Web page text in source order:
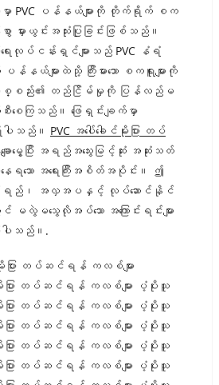
စ်ခုမှာ PVC ပန်နယ်များကို တိုက်ရိုက် စက
မှားယွင်းအသုံးပြုခြင်းဖြစ်သည်။
ပ်ရေးလုပ်ငန်းရှင်များသည် PVC နံရံ
ယ်များထဲသို့ ကြီးမားသော စကရူးများကို
စည်း၏ တည်ငြိမ်မှုကို ပြန်လည်မ
းစေကြသည်။ ဖြေရှင်းချက်မှာ
ပါသည်။ PVC အပေါ်ခေါင်မိုးပြား တပ်
ျောမွေ့ပြီး အရည်အသွေးမြင့်ဆုံး အဆုံးသတ်
သော အရေးကြီးအစိတ်အပိုင်း။ ဤ
ရည်၊ အလှအပနှင့် လုပ်ဆောင်နိုင်
လွဲမသွေလိုအပ်သော အကြောင်းရင်းများ
ပါသည်။.